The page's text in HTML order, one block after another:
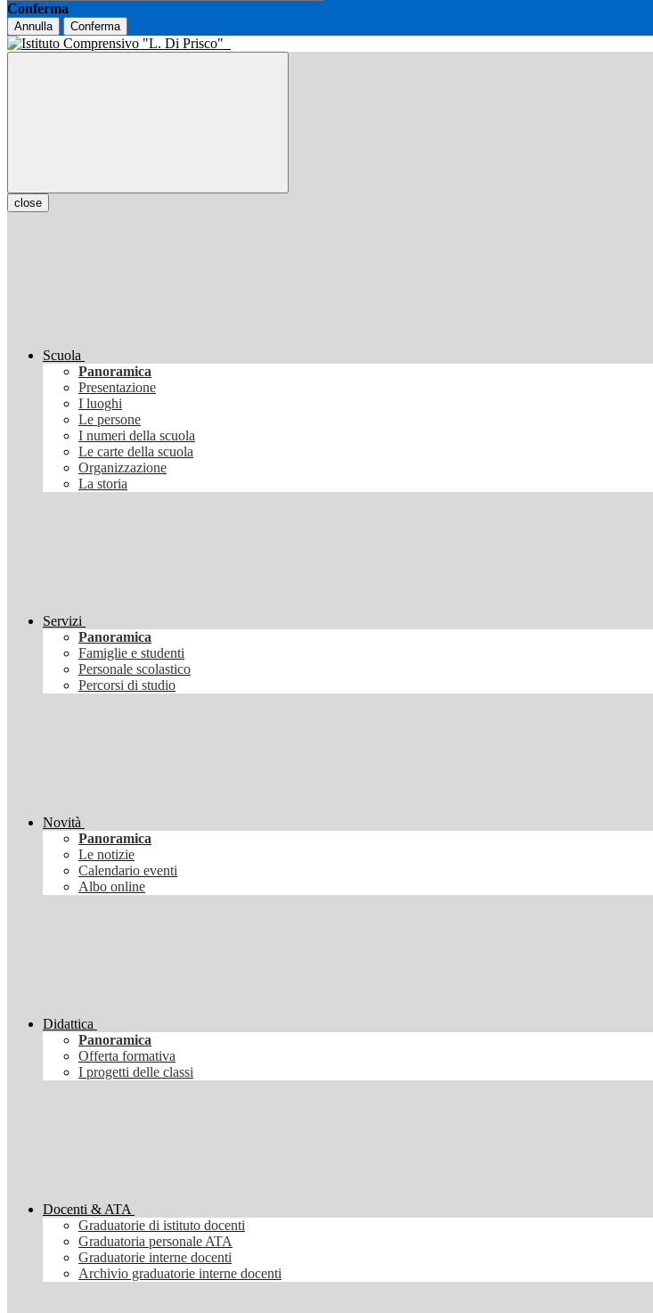
Conferma
Annulla Conferma
close
Scuola
Panoramica
Presentazione
I luoghi
Le persone
I numeri della scuola
Le carte della scuola
Organizzazione
La storia
Servizi
Panoramica
Famiglie e studenti
Personale scolastico
Percorsi di studio
Novità
Panoramica
Le notizie
Calendario eventi
Albo online
Didattica
Panoramica
Offerta formativa
I progetti delle classi
Docenti & ATA
Graduatorie di istituto docenti
Graduatoria personale ATA
Graduatorie interne docenti
Archivio graduatorie interne docenti